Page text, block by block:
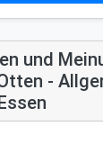
und
-